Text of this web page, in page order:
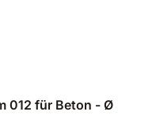
012 für Beton - Ø